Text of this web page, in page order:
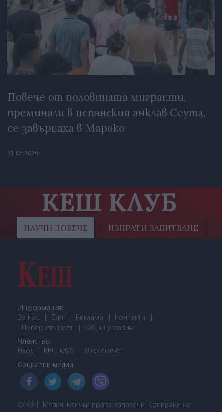
Повече от половината мигранти,
преминали в испанския анклав Сеута,
се завърнаха в Мароко
31.07.2026
КЕШ КЛУБ
НАУЧИ ПОВЕЧЕ ИЗПРАТИ ЗАПИТВАНЕ
Информация:
За нас
Екип Реклама
Контакти
Поверителност
Общи условия
Членство:
Вход
КЕШ клуб Абонамент
Социални медии
© КЕШ Медия. Всички права запазени. Копиране на